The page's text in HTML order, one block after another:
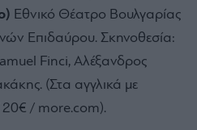
Εθνικό Θέατρο Βουλγαρίας
Επιδαύρου. Σκηνοθεσία:
Finci, Αλέξανδρος
(Στα αγγλικά με
20€ / more.com).